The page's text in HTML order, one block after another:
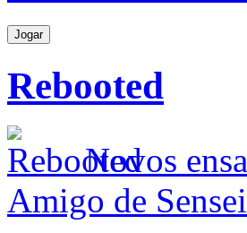
Jogar
Rebooted
Novos
Amigo de